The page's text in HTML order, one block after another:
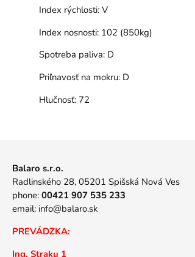
Index rýchlosti:V
Index nosnosti:102 (850kg)
Spotreba paliva:D
Priľnavosť na mokru:D
Hlučnosť:72
Balaro s.r.o.
Radlinského 28, 05201 Spišská Nová Ves
phone: 00421 907 535 233
email: info@balaro.sk
PREVÁDZKA:
Ing. Straku 1